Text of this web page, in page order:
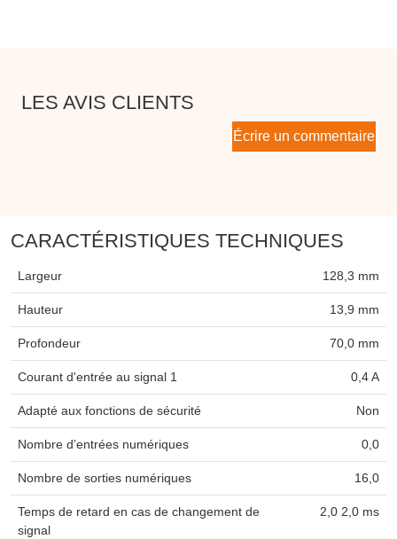
LES AVIS CLIENTS
Écrire un commentaire
CARACTÉRISTIQUES TECHNIQUES
Largeur 128,3 mm
Hauteur 13,9 mm
Profondeur 70,0 mm
Courant d'entrée au signal 1 0,4 A
Adapté aux fonctions de sécurité Non
Nombre d’entrées numériques 0,0
Nombre de sorties numériques 16,0
Temps de retard en cas de changement de
signal
2,0 2,0 ms